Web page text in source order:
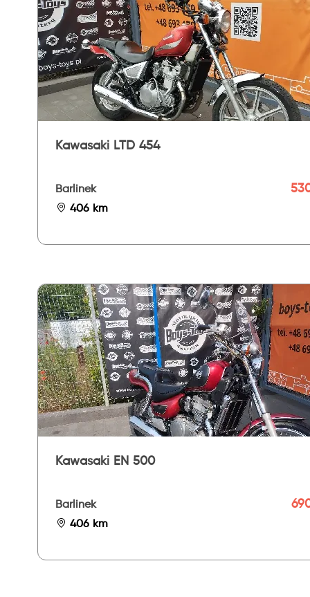
Kawasaki LTD 454
Barlinek
406 km
Kawasaki EN 500
Barlinek
406 km